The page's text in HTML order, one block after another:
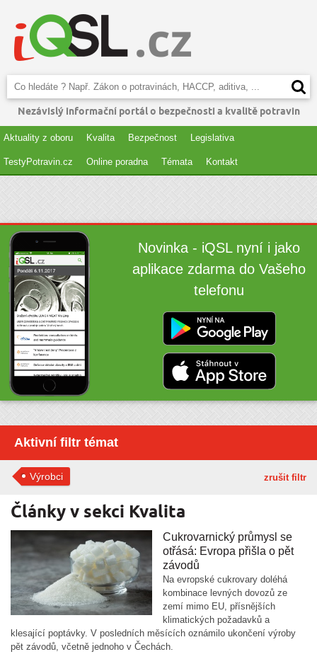
Nezávislý informační portál o bezpečnosti a kvalitě potravin
Aktuality z oboru Kvalita Bezpečnost Legislativa
TestyPotravin.cz Online poradna Témata Kontakt
Novinka - iQSL nyní i jako
aplikace zdarma do Vašeho
telefonu
Aktivní filtr témat
zrušit filtr
Výrobci
Články v sekci Kvalita
Cukrovarnický průmysl se
otřásá: Evropa přišla o pět
závodů
Na evropské cukrovary doléhá
kombinace levných dovozů ze
zemí mimo EU, přísnějších
klimatických požadavků a
klesající poptávky. V posledních měsících oznámilo ukončení výroby
pět závodů, včetně jednoho v Čechách.